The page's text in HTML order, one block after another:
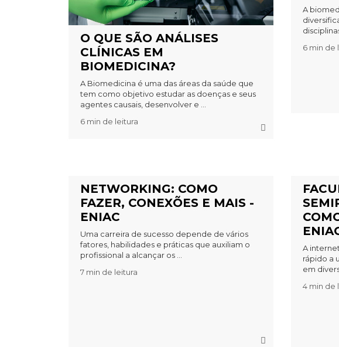
O QUE SÃO ANÁLISES
CLÍNICAS EM
BIOMEDICINA?
A Biomedicina é uma das áreas da saúde que
tem como objetivo estudar as doenças e seus
agentes causais, desenvolver e ...
6 min de leitura
A
6 min de
NETWORKING: COMO
FAZER, CONEXÕES E MAIS -
ENIAC
Uma carreira de sucesso depende de vários
fatores, habilidades e práticas que auxiliam o
profissional a alcançar os ...
7 min de leitura
A
rápido a
em
4 min de